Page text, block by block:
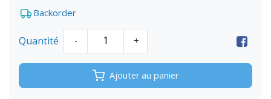
Backorder
Quantité - +
Ajouter au panier